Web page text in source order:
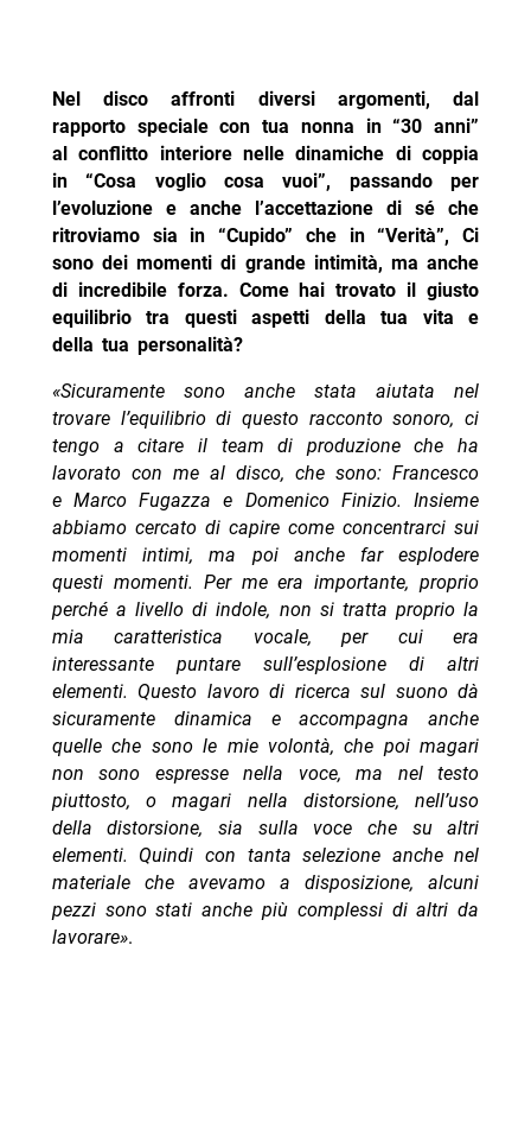
Nel disco affronti diversi argomenti, dal
rapporto speciale con tua nonna in “30 anni”
al conflitto interiore nelle dinamiche di coppia
in “Cosa voglio cosa vuoi”, passando per
l’evoluzione e anche l’accettazione di sé che
ritroviamo sia in “Cupido” che in “Verità”, Ci
sono dei momenti di grande intimità, ma anche
di incredibile forza. Come hai trovato il giusto
equilibrio tra questi aspetti della tua vita e
della tua personalità?
«Sicuramente sono anche stata aiutata nel
trovare l’equilibrio di questo racconto sonoro, ci
tengo a citare il team di produzione che ha
lavorato con me al disco, che sono: Francesco
e Marco Fugazza e Domenico Finizio. Insieme
abbiamo cercato di capire come concentrarci sui
momenti intimi, ma poi anche far esplodere
questi momenti. Per me era importante, proprio
perché a livello di indole, non si tratta proprio la
mia caratteristica vocale, per cui era
interessante puntare sull’esplosione di altri
elementi. Questo lavoro di ricerca sul suono dà
sicuramente dinamica e accompagna anche
quelle che sono le mie volontà, che poi magari
non sono espresse nella voce, ma nel testo
piuttosto, o magari nella distorsione, nell’uso
della distorsione, sia sulla voce che su altri
elementi. Quindi con tanta selezione anche nel
materiale che avevamo a disposizione, alcuni
pezzi sono stati anche più complessi di altri da
lavorare».